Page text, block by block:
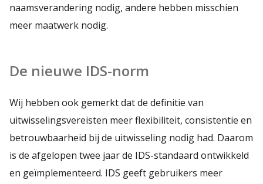
naamsverandering nodig, andere hebben misschien
meer maatwerk nodig.
De nieuwe IDS-norm
Wij hebben ook gemerkt dat de definitie van
uitwisselingsvereisten meer flexibiliteit, consistentie en
betrouwbaarheid bij de uitwisseling nodig had. Daarom
is de afgelopen twee jaar de IDS-standaard ontwikkeld
en geïmplementeerd. IDS geeft gebruikers meer